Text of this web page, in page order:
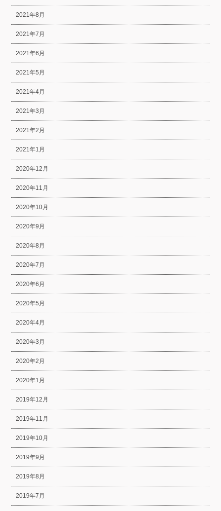
2021年8月
2021年7月
2021年6月
2021年5月
2021年4月
2021年3月
2021年2月
2021年1月
2020年12月
2020年11月
2020年10月
2020年9月
2020年8月
2020年7月
2020年6月
2020年5月
2020年4月
2020年3月
2020年2月
2020年1月
2019年12月
2019年11月
2019年10月
2019年9月
2019年8月
2019年7月